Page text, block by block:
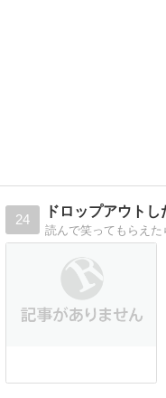
24
ドロップアウト